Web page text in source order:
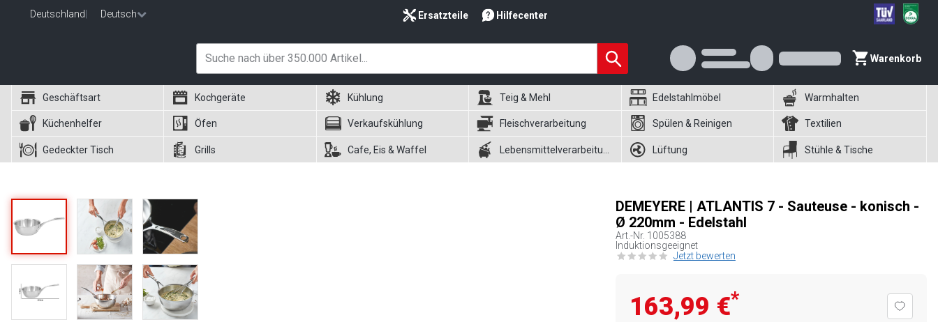
Deutschland Deutsch Ersatzteile Hilfecenter
Warenkorb
Geschäftsart Kochgeräte Kühlung Teig & Mehl Edelstahlmöbel Warmhalten
Küchenhelfer Öfen Verkaufskühlung Fleischverarbeitung Spülen & Reinigen Textilien
Gedeckter Tisch Grills Cafe, Eis & Waffel Lüftung Stühle & Tische
DEMEYERE | ATLANTIS 7 - Sauteuse - konisch -
Ø 220mm - Edelstahl
Art.-Nr. 1005388
Induktionsgeeignet
Jetzt bewerten
163,99 €*